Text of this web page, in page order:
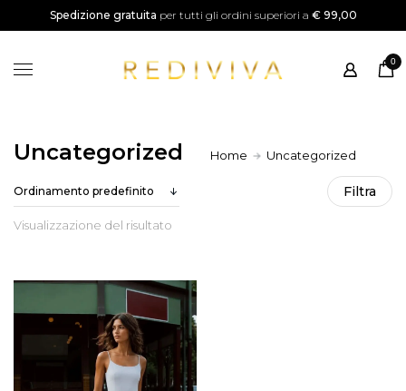
Spedizione gratuita per tutti gli ordini superiori a € 99,00
0
SALDI
Shop
Uncategorized Home Uncategorized
Filtra
Visualizzazione del risultato